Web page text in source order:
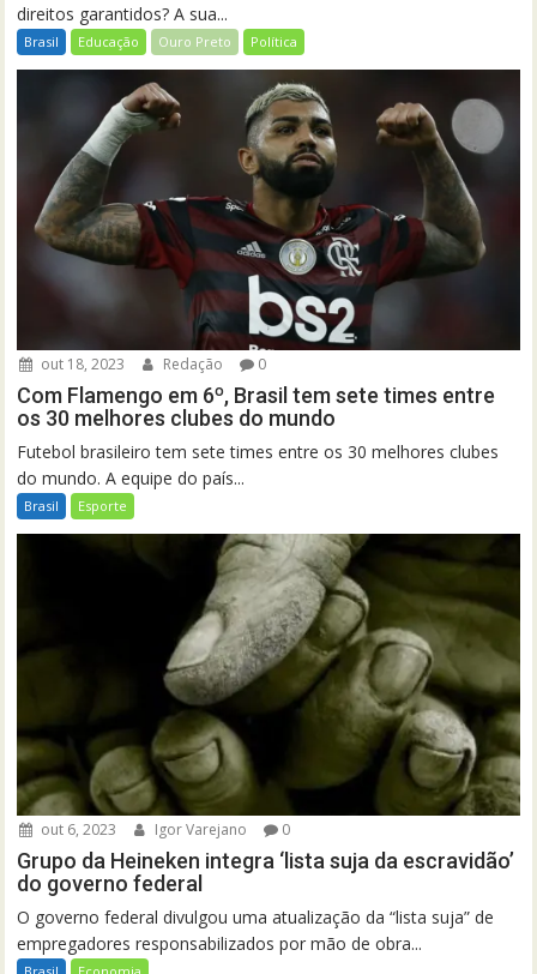
direitos garantidos? A sua...
Brasil Educação Ouro Preto Política
out 18, 2023 Redação 0
Com Flamengo em 6º, Brasil tem sete times entre
os 30 melhores clubes do mundo
Futebol brasileiro tem sete times entre os 30 melhores clubes
do mundo. A equipe do país...
Brasil Esporte
out 6, 2023 Igor Varejano 0
Grupo da Heineken integra ‘lista suja da escravidão’
do governo federal
O governo federal divulgou uma atualização da “lista suja” de
empregadores responsabilizados por mão de obra...